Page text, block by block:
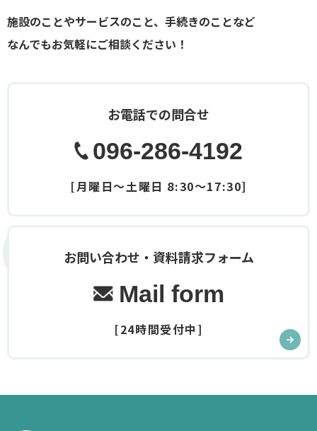
Contact
施設のことやサービスのこと、手続きのことなど
なんでもお気軽にご相談ください！
お電話での問合せ
096-286-4192
[月曜日～土曜日 8:30～17:30]
お問い合わせ・資料請求フォーム
Mail form
[24時間受付中]